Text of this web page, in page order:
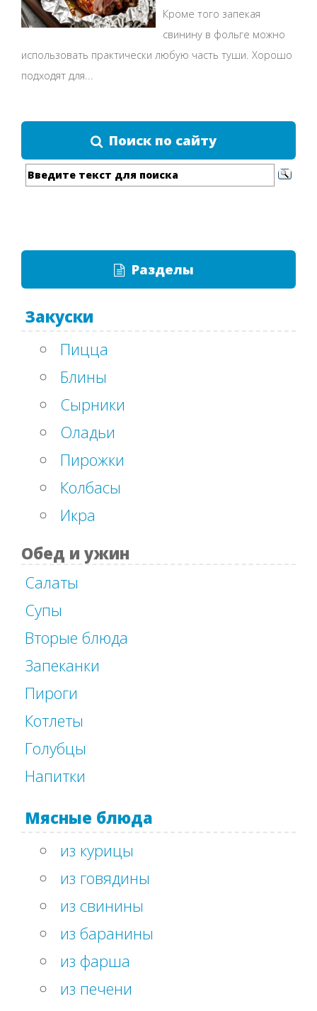
Кроме того запекая
свинину в фольге можно
использовать практически любую часть туши. Хорошо
подходят для...
Поиск по сайту
Разделы
Закуски
Пицца
Блины
Сырники
Оладьи
Пирожки
Колбасы
Икра
Обед и ужин
Салаты
Супы
Вторые блюда
Запеканки
Пироги
Котлеты
Голубцы
Напитки
Мясные блюда
из курицы
из говядины
из свинины
из баранины
из фарша
из печени